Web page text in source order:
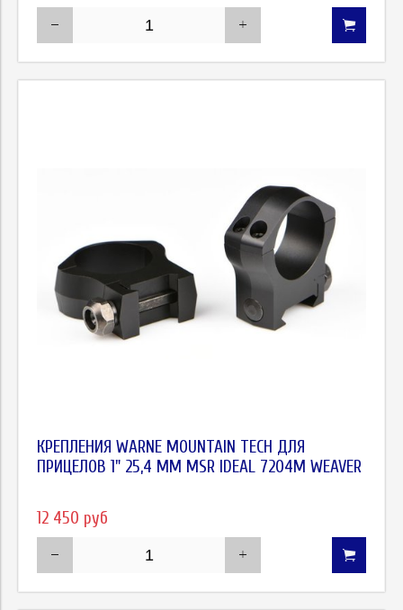
КРЕПЛЕНИЯ WARNE MOUNTAIN TECH ДЛЯ
ПРИЦЕЛОВ 1" 25,4 ММ MSR IDEAL 7204M WEAVER
12 450 руб